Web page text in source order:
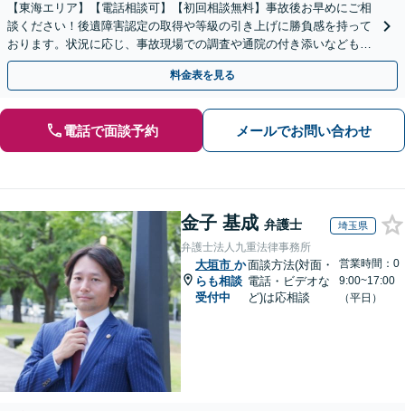
【東海エリア】【電話相談可】【初回相談無料】事故後お早めにご相
談ください！後遺障害認定の取得や等級の引き上げに勝負感を持って
おります。状況に応じ、事故現場での調査や通院の付き添いなどもサ
ポート。弁護士費用特約を利用可能【休日・夜間面談可】
料金表を見る
電話で面談予約 メールでお問い合わせ
金子 基成 弁護士 埼玉県
弁護士法人九重法律事務所
大垣市 か
らも相談
受付中
面談方法(対面・
電話・ビデオな
ど)は応相談
営業時間：0
9:00~17:00
（平日）